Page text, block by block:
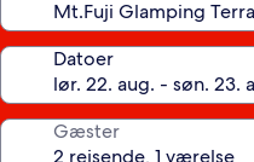
Datoer
Gæster